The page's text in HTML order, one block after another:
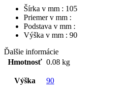
Šírka v mm : 105
Priemer v mm :
Podstava v mm :
Výška v mm : 90
Ďalšie informácie
Hmotnosť 0.08 kg
Výška 90